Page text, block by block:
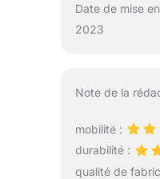
Date de mise
2023
Note de la
mobilité :
durabilité :
qualité de